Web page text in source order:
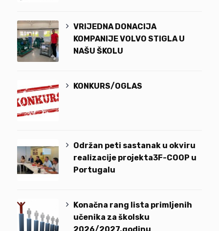
VRIJEDNA DONACIJA
KOMPANIJE VOLVO STIGLA U
NAŠU ŠKOLU
KONKURS/OGLAS
Održan peti sastanak u okviru
realizacije projekta3F-COOP u
Portugalu
Konačna rang lista primljenih
učenika za školsku